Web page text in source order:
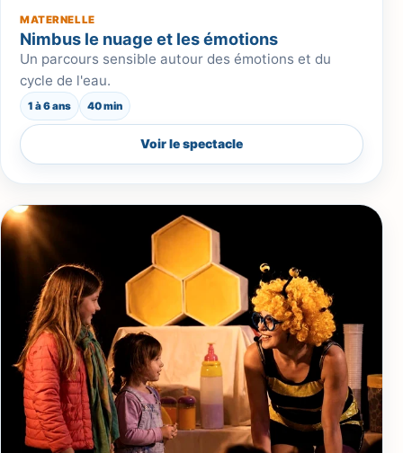
MATERNELLE
Nimbus le nuage et les émotions
Un parcours sensible autour des émotions et du
cycle de l'eau.
1 à 6 ans 40 min
Voir le spectacle